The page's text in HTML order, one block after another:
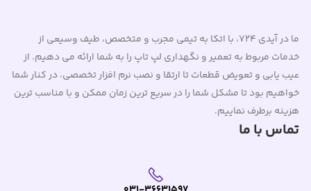
ما در آیدی 724، با اتکا به تیمی مجرب و متخصص، طیف وسیعی از
خدمات مربوط به تعمیر و نگهداری لپ تاپ را به شما ارائه می دهیم. از
عیب یابی و تعویض قطعات تا ارتقا و نصب نرم افزار تخصصی، در کنار شما
خواهیم بود تا مشکل شما را در سریع ترین زمان ممکن و با مناسب ترین
هزینه برطرف نماییم.
تماس با ما